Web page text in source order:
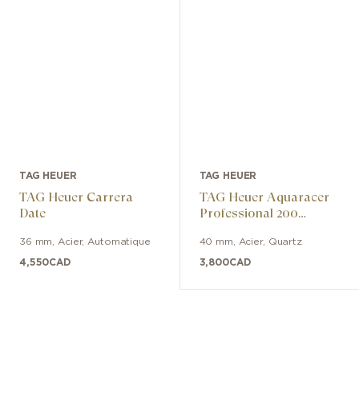
TAG HEUER
TAG Heuer Carrera
Date
36 mm Acier, Automatique
4,550CAD
TAG HEUER
TAG Heuer Aquaracer
Professional 200
40 mm Acier, Quartz
3,800CAD